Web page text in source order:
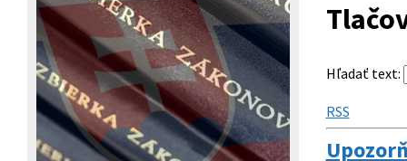
Hľadať text:
RSS